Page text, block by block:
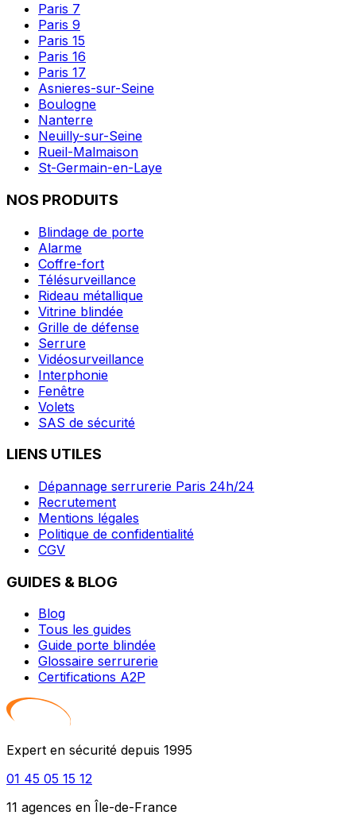
Paris 7
Paris 9
Paris 15
Paris 16
Paris 17
Asnieres-sur-Seine
Boulogne
Nanterre
Neuilly-sur-Seine
Rueil-Malmaison
St-Germain-en-Laye
NOS PRODUITS
Blindage de porte
Alarme
Coffre-fort
Télésurveillance
Rideau métallique
Vitrine blindée
Grille de défense
Serrure
Vidéosurveillance
Interphonie
Fenêtre
Volets
SAS de sécurité
LIENS UTILES
Dépannage serrurerie Paris 24h/24
Recrutement
Mentions légales
Politique de confidentialité
CGV
GUIDES & BLOG
Blog
Tous les guides
Guide porte blindée
Glossaire serrurerie
Certifications A2P
Expert en sécurité depuis 1995
01 45 05 15 12
11 agences en Île-de-France